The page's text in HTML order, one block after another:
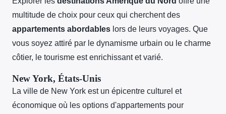
multitude de choix pour ceux qui cherchent des
appartements abordables lors de leurs voyages. Que
vous soyez attiré par le dynamisme urbain ou le charme
côtier, le tourisme est enrichissant et varié.
New York, États-Unis
La ville de New York est un épicentre culturel et
économique où les options d'appartements pour